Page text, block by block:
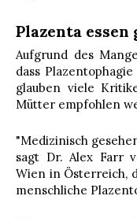
Plazenta
Aufgrund des
dass
glauben viele
Mütter empfohlen
"Medizinisch
sagt Dr. Alex Farr
Wien in Österreich,
menschliche